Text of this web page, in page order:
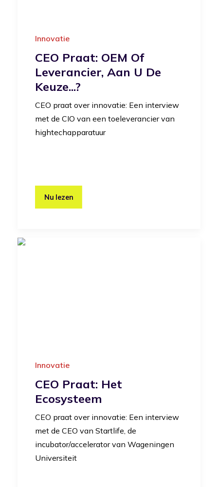
Innovatie
CEO Praat: OEM Of
Leverancier, Aan U De
Keuze...?
CEO praat over innovatie: Een interview
met de CIO van een toeleverancier van
hightechapparatuur
Nu lezen
Innovatie
CEO Praat: Het
Ecosysteem
CEO praat over innovatie: Een interview
met de CEO van Startlife, de
incubator/accelerator van Wageningen
Universiteit